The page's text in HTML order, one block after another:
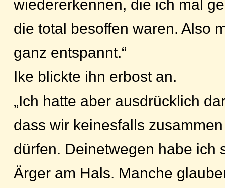
wiedererkennen, die ich mal
die total besoffen waren. Also
ganz entspannt.“
Ike blickte ihn erbost an.
„Ich hatte aber ausdrücklich
dass wir keinesfalls
dürfen. Deinetwegen habe ich
Ärger am Hals. Manche